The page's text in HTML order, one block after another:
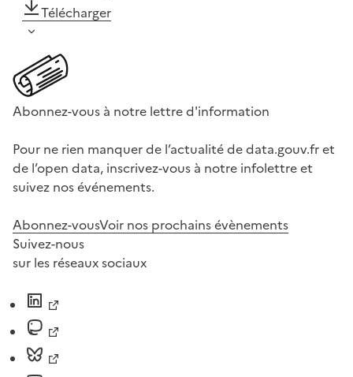
Télécharger
Abonnez-vous à notre lettre d'information
Pour ne rien manquer de l’actualité de data.gouv.fr et
de l’open data, inscrivez-vous à notre infolettre et
suivez nos événements.
Abonnez-vousVoir nos prochains évènements
Suivez-nous
sur les réseaux sociaux